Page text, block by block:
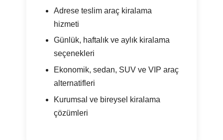
Adrese teslim araç kiralama
hizmeti
Günlük, haftalık ve aylık kiralama
seçenekleri
Ekonomik, sedan, SUV ve VIP araç
alternatifleri
Kurumsal ve bireysel kiralama
çözümleri